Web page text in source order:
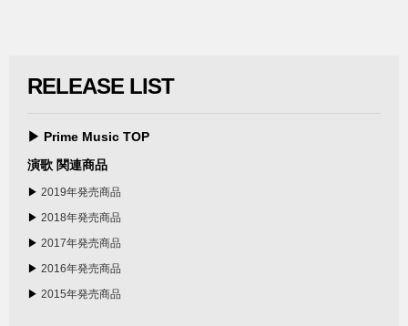
RELEASE LIST
▶ Prime Music TOP
演歌 関連商品
▶ 2019年発売商品
▶ 2018年発売商品
▶ 2017年発売商品
▶ 2016年発売商品
▶ 2015年発売商品